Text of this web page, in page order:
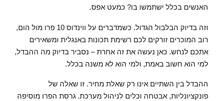
האנשים בכלל ישתמשו בו? כמעט אפס.
וזה בדיוק הבלבול הגדול. כשמדברים על ווינדוס 10 פרו מול הום,
רוב המוכרים זורקים לכם רשימת תכונות באנגלית ומשאירים
אתכם לנחש. כאן נעשה את זה אחרת – נסביר בדיוק מה ההבדל,
למי הוא חשוב באמת, ולמי הוא לא משנה בכלל.
ההבדל בין השתיים אינו רק שאלת מחיר. זו שאלה של
פונקציונליות, אבטחה וכלים לניהול מערכת. גרסת הפרו מוסיפה